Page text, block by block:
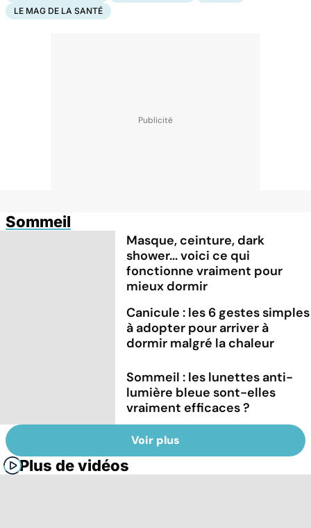
LE MAG DE LA SANTÉ
Sommeil
Masque, ceinture, dark
shower... voici ce qui
fonctionne vraiment pour
mieux dormir
Canicule : les 6 gestes simples
à adopter pour arriver à
dormir malgré la chaleur
Sommeil : les lunettes anti-
lumière bleue sont-elles
vraiment efficaces ?
Voir plus
Plus de vidéos